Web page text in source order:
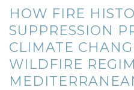
HOW FIRE
SUPPRESSION
CLIMATE
WILDFIRE